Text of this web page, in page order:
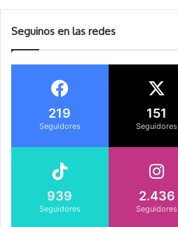
Seguinos en las redes
219
Seguidores
151
Seguidores
939
Seguidores
2.436
Seguidores